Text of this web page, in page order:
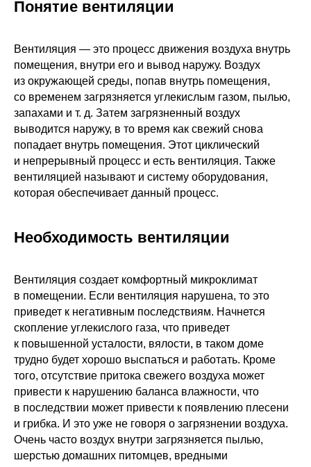
Понятие вентиляции
Вентиляция — это процесс движения воздуха внутрь
помещения, внутри его и вывод наружу. Воздух
из окружающей среды, попав внутрь помещения,
со временем загрязняется углекислым газом, пылью,
запахами и т. д. Затем загрязненный воздух
выводится наружу, в то время как свежий снова
попадает внутрь помещения. Этот циклический
и непрерывный процесс и есть вентиляция. Также
вентиляцией называют и систему оборудования,
которая обеспечивает данный процесс.
Необходимость вентиляции
Вентиляция создает комфортный микроклимат
в помещении. Если вентиляция нарушена, то это
приведет к негативным последствиям. Начнется
скопление углекислого газа, что приведет
к повышенной усталости, вялости, в таком доме
трудно будет хорошо выспаться и работать. Кроме
того, отсутствие притока свежего воздуха может
привести к нарушению баланса влажности, что
в последствии может привести к появлению плесени
и грибка. И это уже не говоря о загрязнении воздуха.
Очень часто воздух внутри загрязняется пылью,
шерстью домашних питомцев, вредными